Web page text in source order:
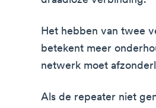
Het hebben van twee
betekent meer
netwerk moet
Als de repeater niet